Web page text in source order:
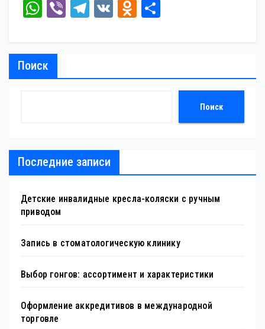
W
A
pp
Vi
Te
m
V
O
ss ь
Поиск
Поиск
Последние записи
Детские инвалидные кресла-коляски с ручным
приводом
Запись в стоматологическую клинику
Выбор гонгов: ассортимент и характеристики
Оформление аккредитивов в международной
торговле